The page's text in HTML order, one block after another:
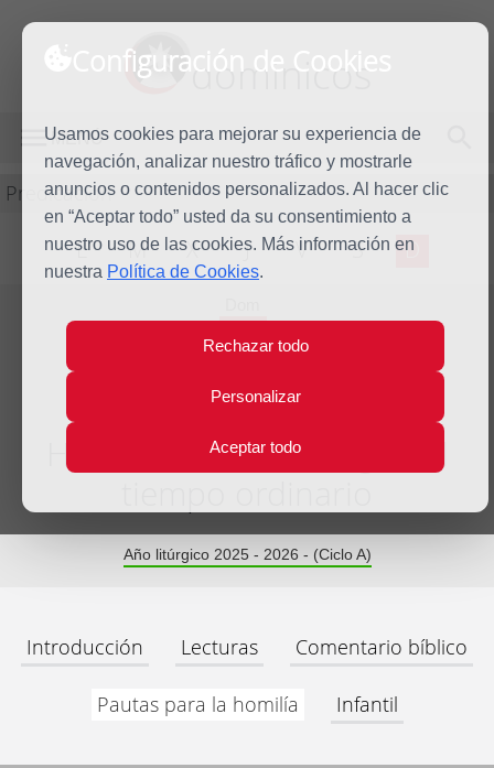
Configuración de Cookies
Usamos cookies para mejorar su experiencia de
navegación, analizar nuestro tráfico y mostrarle
anuncios o contenidos personalizados. Al hacer clic
en “Aceptar todo” usted da su consentimiento a
nuestro uso de las cookies. Más información en
nuestra Política de Cookies.
Rechazar todo
Personalizar
Aceptar todo
dominicos
MENÚ
Predicación
L M X J V S D
22
Nov
Homilía XXXIV Domingo del
Año litúrgico 2025 - 2026 - (Ciclo A)
Introducción Lecturas Comentario bíblico
Pautas para la homilía Infantil